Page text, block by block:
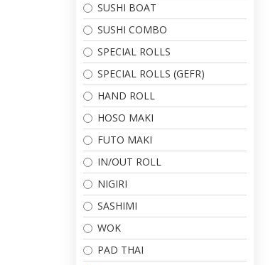
SUSHI BOAT
SUSHI COMBO
SPECIAL ROLLS
SPECIAL ROLLS (GEFR)
HAND ROLL
HOSO MAKI
FUTO MAKI
IN/OUT ROLL
NIGIRI
SASHIMI
WOK
PAD THAI